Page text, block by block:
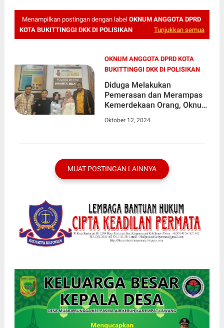
Menampilkan postingan dengan label OKNUM ANGGOTA DPRD
KOTA BUKITTINGGI DKK DI POLISIKAN
Tunjukkan semua
OKNUM ANGGOTA DPRD KOTA
BUKITTINGGI DKK DI POLISIKAN
Diduga Melakukan
Pemerasan dan Merampas
Kemerdekaan Orang, Oknum
Bukittinggi Dkk di Polisikan.
Oktober 12, 2024
MUAT POSTINGAN LAINNYA